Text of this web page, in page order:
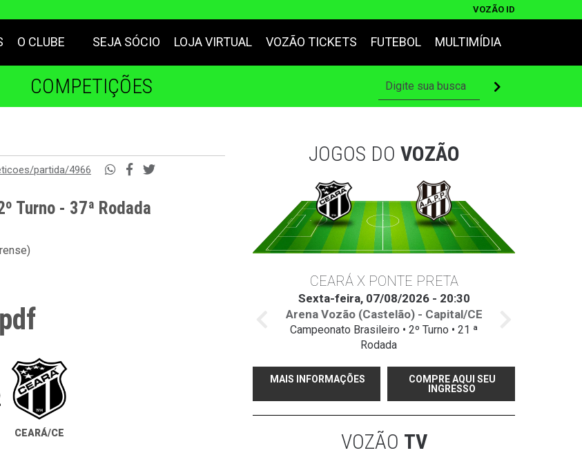
VOZÃO ID
O CLUBE SEJA SÓCIO LOJA VIRTUAL VOZÃO TICKETS FUTEBOL MULTIMÍDIA
COMPETIÇÕES
partida/4966
Turno - 37ª Rodada
CEARÁ/CE
JOGOS DO VOZÃO
CEARÁ X PONTE PRETA
Sexta-feira, 07/08/2026 - 20:30
Arena Vozão (Castelão) - Capital/CE
Campeonato Brasileiro • 2º Turno • 21 ª
Rodada
MAIS INFORMAÇÕES
COMPRE AQUI SEU
INGRESSO
VOZÃO TV